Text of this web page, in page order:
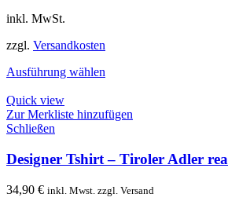
inkl. MwSt.
zzgl. Versandkosten
Ausführung wählen
Quick view
Zur Merkliste hinzufügen
Schließen
Designer Tshirt – Tiroler Adler
34,90 € inkl. Mwst. zzgl. Versand